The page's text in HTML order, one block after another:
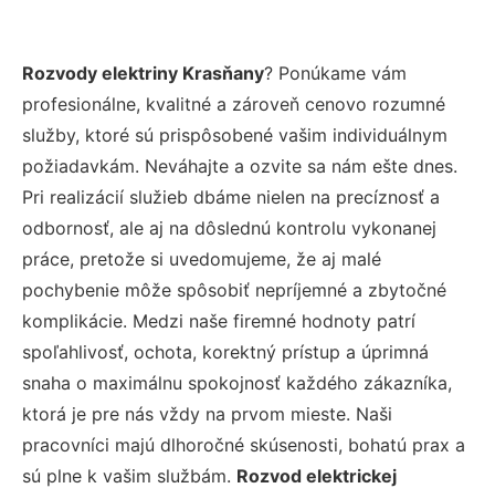
Rozvody elektriny Krasňany? Ponúkame vám
profesionálne, kvalitné a zároveň cenovo rozumné
služby, ktoré sú prispôsobené vašim individuálnym
požiadavkám. Neváhajte a ozvite sa nám ešte dnes.
Pri realizácií služieb dbáme nielen na precíznosť a
odbornosť, ale aj na dôslednú kontrolu vykonanej
práce, pretože si uvedomujeme, že aj malé
pochybenie môže spôsobiť nepríjemné a zbytočné
komplikácie. Medzi naše firemné hodnoty patrí
spoľahlivosť, ochota, korektný prístup a úprimná
snaha o maximálnu spokojnosť každého zákazníka,
ktorá je pre nás vždy na prvom mieste. Naši
pracovníci majú dlhoročné skúsenosti, bohatú prax a
sú plne k vašim službám. Rozvod elektrickej